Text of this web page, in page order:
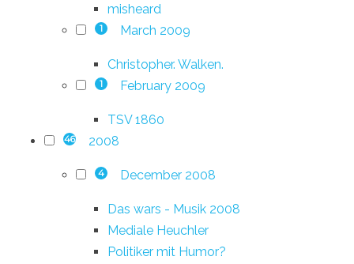
misheard
1 March 2009
Christopher. Walken.
1 February 2009
TSV 1860
46 2008
4 December 2008
Das wars - Musik 2008
Mediale Heuchler
Politiker mit Humor?